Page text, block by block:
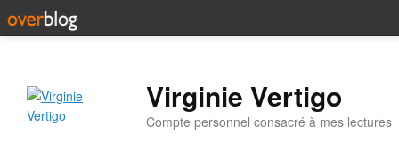
Virginie Vertigo
Compte personnel consacré à mes lectures